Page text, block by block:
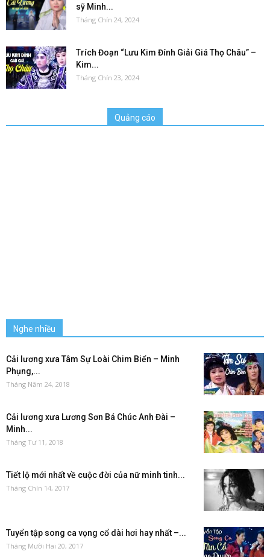
sỹ Minh...
Tháng Chín 24, 2024
Trích Đoạn “Lưu Kim Đính Giải Giá Thọ Châu” –
Kim...
Tháng Chín 23, 2024
Quảng cáo
Nghe nhiều
Cải lương xưa Tâm Sự Loài Chim Biển – Minh
Phụng,...
Tháng Năm 24, 2018
Cải lương xưa Lương Sơn Bá Chúc Anh Đài –
Minh...
Tháng Tư 11, 2018
Tiết lộ mới nhất về cuộc đời của nữ minh tinh...
Tháng Chín 14, 2017
Tuyển tập song ca vọng cổ dài hơi hay nhất –...
Tháng Mười Hai 20, 2017